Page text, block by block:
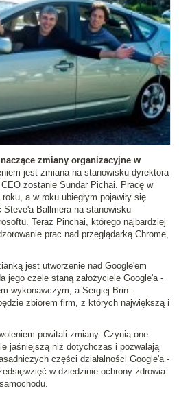
zmiany organizacyjne w
jest zmiana na stanowisku dyrektora
zostanie Sundar Pichai. Pracę w
a w roku ubiegłym pojawiły się
Steve'a Ballmera na stanowisku
Teraz Pinchai, którego najbardziej
prac nad przeglądarką Chrome,
jest utworzenie nad Google'em
jego czele staną założyciele Google'a -
wykonawczym, a Sergiej Brin -
zbiorem firm, z których największą i
powitali zmiany. Czynią one
jaśniejszą niż dotychczas i pozwalają
części działalności Google'a -
w dziedzinie ochrony zdrowia